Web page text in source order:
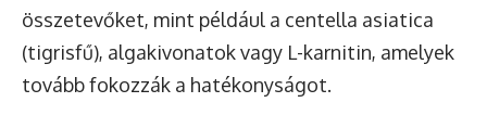
összetevőket, mint például a centella asiatica
(tigrisfű), algakivonatok vagy L-karnitin, amelyek
tovább fokozzák a hatékonyságot.